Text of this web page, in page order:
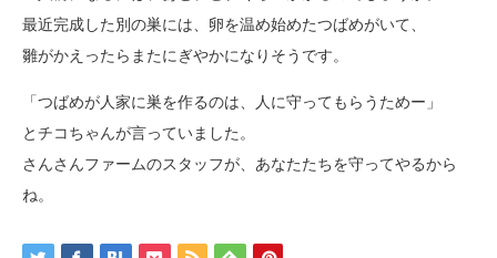
最近完成した別の巣には、卵を温め始めたつばめがいて、
雛がかえったらまたにぎやかになりそうです。
「つばめが人家に巣を作るのは、人に守ってもらうためー」
とチコちゃんが言っていました。
さんさんファームのスタッフが、あなたたちを守ってやるから
ね。